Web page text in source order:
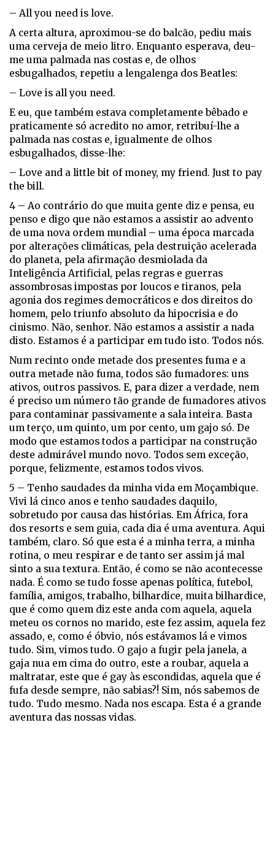
– All you need is love.
A certa altura, aproximou-se do balcão, pediu mais
uma cerveja de meio litro. Enquanto esperava, deu-
me uma palmada nas costas e, de olhos
esbugalhados, repetiu a lengalenga dos Beatles:
– Love is all you need.
E eu, que também estava completamente bêbado e
praticamente só acredito no amor, retribuí-lhe a
palmada nas costas e, igualmente de olhos
esbugalhados, disse-lhe:
– Love and a little bit of money, my friend. Just to pay
the bill.
4 – Ao contrário do que muita gente diz e pensa, eu
penso e digo que não estamos a assistir ao advento
de uma nova ordem mundial – uma época marcada
por alterações climáticas, pela destruição acelerada
do planeta, pela afirmação desmiolada da
Inteligência Artificial, pelas regras e guerras
assombrosas impostas por loucos e tiranos, pela
agonia dos regimes democráticos e dos direitos do
homem, pelo triunfo absoluto da hipocrisia e do
cinismo. Não, senhor. Não estamos a assistir a nada
disto. Estamos é a participar em tudo isto. Todos nós.
Num recinto onde metade dos presentes fuma e a
outra metade não fuma, todos são fumadores: uns
ativos, outros passivos. E, para dizer a verdade, nem
é preciso um número tão grande de fumadores ativos
para contaminar passivamente a sala inteira. Basta
um terço, um quinto, um por cento, um gajo só. De
modo que estamos todos a participar na construção
deste admirável mundo novo. Todos sem exceção,
porque, felizmente, estamos todos vivos.
5 – Tenho saudades da minha vida em Moçambique.
Vivi lá cinco anos e tenho saudades daquilo,
sobretudo por causa das histórias. Em África, fora
dos resorts e sem guia, cada dia é uma aventura. Aqui
também, claro. Só que esta é a minha terra, a minha
rotina, o meu respirar e de tanto ser assim já mal
sinto a sua textura. Então, é como se não acontecesse
nada. É como se tudo fosse apenas política, futebol,
família, amigos, trabalho, bilhardice, muita bilhardice,
que é como quem diz este anda com aquela, aquela
meteu os cornos no marido, este fez assim, aquela fez
assado, e, como é óbvio, nós estávamos lá e vimos
tudo. Sim, vimos tudo. O gajo a fugir pela janela, a
gaja nua em cima do outro, este a roubar, aquela a
maltratar, este que é gay às escondidas, aquela que é
fufa desde sempre, não sabias?! Sim, nós sabemos de
tudo. Tudo mesmo. Nada nos escapa. Esta é a grande
aventura das nossas vidas.